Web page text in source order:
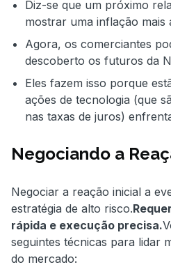
Diz-se que um próximo
mostrar uma inflação mais
Agora, os comerciantes
descoberto os futuros da
Eles fazem isso porque
ações de tecnologia (que
nas taxas de juros)
Negociando a
Negociar a reação inicial a
estratégia de alto risco.
rápida e execução precisa.
seguintes técnicas para lidar
do mercado: